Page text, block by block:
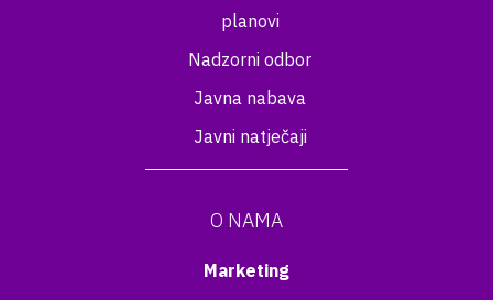
planovi
Nadzorni odbor
Javna nabava
Javni natječaji
O NAMA
Marketing